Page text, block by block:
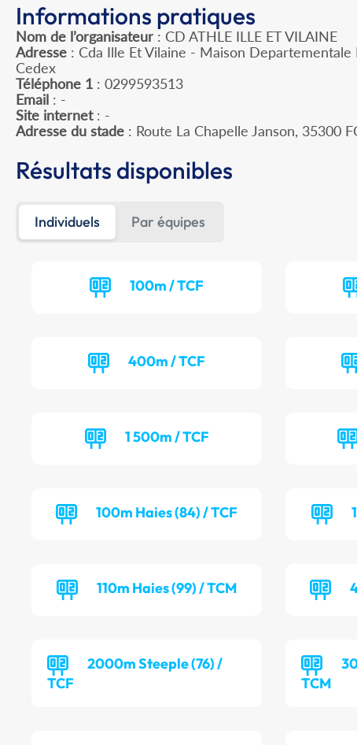
Informations pratiques
Nom de l’organisateur : CD ATHLE ILLE ET VILAINE
Adresse : Cda Ille Et Vilaine - Maison
Cedex
Téléphone 1 : 0299593513
Email : -
Site internet: -
Adresse du stade : Route La Chapelle Janson, 35300
Résultats disponibles
Individuels Par équipes
100m / TCF
400m / TCF
1 500m / TCF
100m Haies (84) / TCF
110m Haies (99) / TCM
2000m Steeple (76) /
TCF
TCM